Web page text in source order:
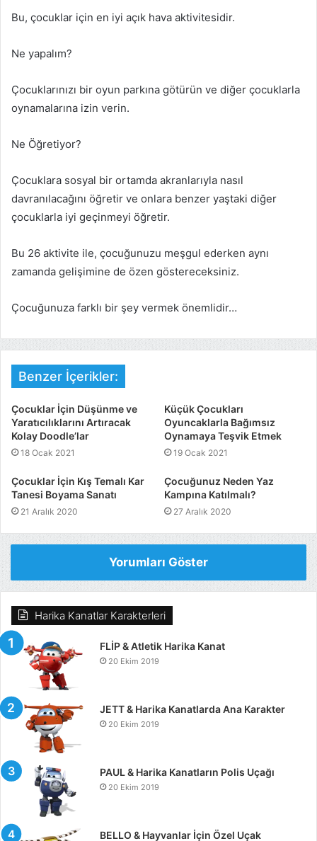
Bu, çocuklar için en iyi açık hava aktivitesidir.
Ne yapalım?
Çocuklarınızı bir oyun parkına götürün ve diğer çocuklarla
oynamalarına izin verin.
Ne Öğretiyor?
Çocuklara sosyal bir ortamda akranlarıyla nasıl
davranılacağını öğretir ve onlara benzer yaştaki diğer
çocuklarla iyi geçinmeyi öğretir.
Bu 26 aktivite ile, çocuğunuzu meşgul ederken aynı
zamanda gelişimine de özen göstereceksiniz.
Çocuğunuza farklı bir şey vermek önemlidir…
Benzer İçerikler:
Çocuklar İçin Düşünme ve
Yaratıcılıklarını Artıracak
Kolay Doodle’lar
18 Ocak 2021
Küçük Çocukları
Oyuncaklarla Bağımsız
Oynamaya Teşvik Etmek
19 Ocak 2021
Çocuklar İçin Kış Temalı Kar
Tanesi Boyama Sanatı
21 Aralık 2020
Çocuğunuz Neden Yaz
Kampına Katılmalı?
27 Aralık 2020
Yorumları Göster
Harika Kanatlar Karakterleri
FLİP & Atletik Harika Kanat
20 Ekim 2019
JETT & Harika Kanatlarda Ana Karakter
20 Ekim 2019
PAUL & Harika Kanatların Polis Uçağı
20 Ekim 2019
BELLO & Hayvanlar İçin Özel Uçak